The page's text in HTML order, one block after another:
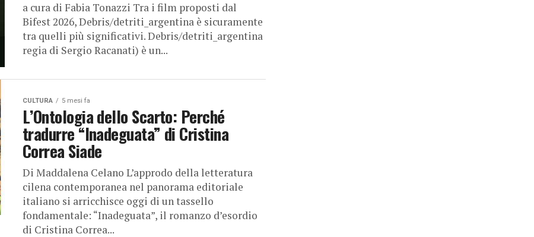
a cura di Fabia Tonazzi Tra i film proposti dal
Bifest 2026, Debris/detriti_argentina è sicuramente
tra quelli più significativi. Debris/detriti_argentina
regia di Sergio Racanati) è un...
CULTURA 5 mesi fa
L’Ontologia dello Scarto: Perché
tradurre “Inadeguata” di Cristina
Correa Siade
Di Maddalena Celano L’approdo della letteratura
cilena contemporanea nel panorama editoriale
italiano si arricchisce oggi di un tassello
fondamentale: “Inadeguata”, il romanzo d’esordio
di Cristina Correa...